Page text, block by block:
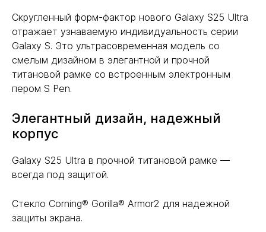
Скругленный форм-фактор нового Galaxy S25 Ultra
отражает узнаваемую индивидуальность серии
Galaxy S. Это ультрасовременная модель со
смелым дизайном в элегантной и прочной
титановой рамке со встроенным электронным
пером S Pen.
Элегантный дизайн, надежный
корпус
Galaxy S25 Ultra в прочной титановой рамке —
всегда под защитой.
Стекло Corning® Gorilla® Armor2 для надежной
защиты экрана.